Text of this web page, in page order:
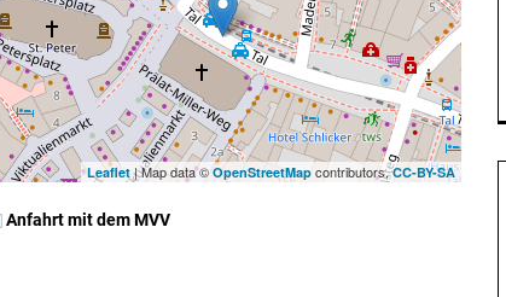
Leaflet| Map data © OpenStreetMap contributors,CC-BY-SA
Anfahrt mit dem MVV